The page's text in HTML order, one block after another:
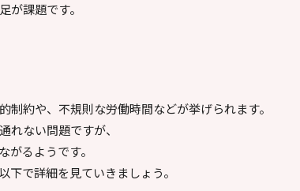
が課題です。
制約や、不規則な労働時間などが挙げられます。
れない問題ですが、
がるようです。
下で詳細を見ていきましょう。